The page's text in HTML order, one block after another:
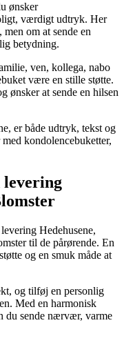
ønsker
værdigt udtryk. Her
om at sende en
betydning.
ven, kollega, nabo
være en stille støtte.
ønsker at sende en hilsen
er både udtryk, tekst og
kondolencebuketter,
levering
Hedehusene,
til de pårørende. En
og en smuk måde at
og tilføj en personlig
Med en harmonisk
du sende nærvær, varme